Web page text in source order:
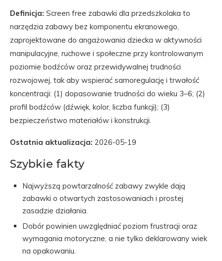
Definicja: Screen free zabawki dla przedszkolaka to
narzędzia zabawy bez komponentu ekranowego,
zaprojektowane do angażowania dziecka w aktywności
manipulacyjne, ruchowe i społeczne przy kontrolowanym
poziomie bodźców oraz przewidywalnej trudności
rozwojowej, tak aby wspierać samoregulację i trwałość
koncentracji: (1) dopasowanie trudności do wieku 3–6; (2)
profil bodźców (dźwięk, kolor, liczba funkcji); (3)
bezpieczeństwo materiałów i konstrukcji.
Ostatnia aktualizacja: 2026-05-19
Szybkie fakty
Najwyższą powtarzalność zabawy zwykle dają
zabawki o otwartych zastosowaniach i prostej
zasadzie działania.
Dobór powinien uwzględniać poziom frustracji oraz
wymagania motoryczne, a nie tylko deklarowany wiek
na opakowaniu.